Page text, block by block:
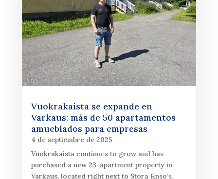
Vuokrakaista se expande en
Varkaus: más de 50 apartamentos
amueblados para empresas
4 de septiembre de 2025
Vuokrakaista continues to grow and has
purchased a new 23-apartment property in
Varkaus, located right next to Stora Enso’s